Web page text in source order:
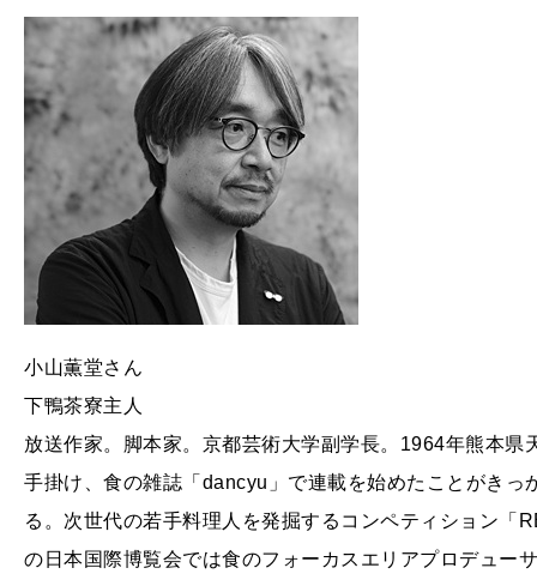
小山薫堂さん
下鴨茶寮主人
放送作家。脚本家。京都芸術大学副学長。1964年熊本
手掛け、食の雑誌「dancyu」で連載を始めたことがき
る。次世代の若手料理人を発掘するコンペティション「
の日本国際博覧会では食のフォーカスエリアプロデュー